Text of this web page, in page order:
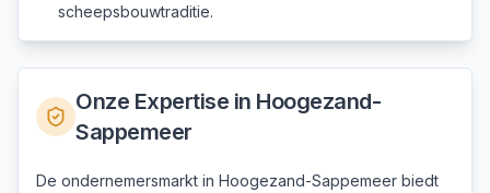
scheepsbouwtraditie.
Onze Expertise in Hoogezand-
Sappemeer
De ondernemersmarkt in Hoogezand-Sappemeer biedt